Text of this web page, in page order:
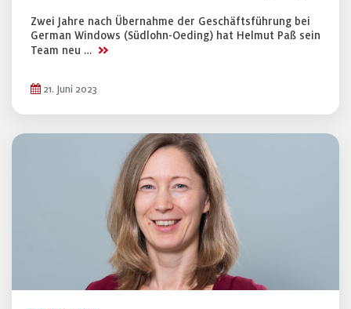
Zwei Jahre nach Übernahme der Geschäftsführung bei
German Windows (Südlohn-Oeding) hat Helmut Paß sein
Team neu … >>
21. Juni 2023